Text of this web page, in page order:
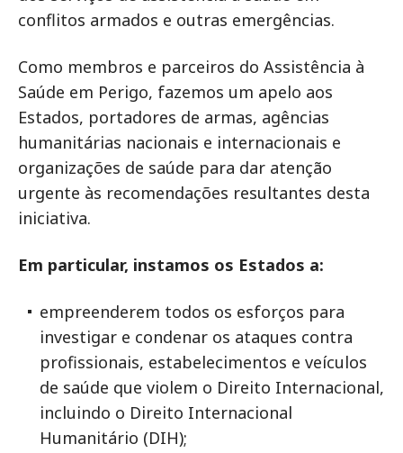
conflitos armados e outras emergências.
Como membros e parceiros do Assistência à
Saúde em Perigo, fazemos um apelo aos
Estados, portadores de armas, agências
humanitárias nacionais e internacionais e
organizações de saúde para dar atenção
urgente às recomendações resultantes desta
iniciativa.
Em particular, instamos os Estados a:
empreenderem todos os esforços para
investigar e condenar os ataques contra
profissionais, estabelecimentos e veículos
de saúde que violem o Direito Internacional,
incluindo o Direito Internacional
Humanitário (DIH);